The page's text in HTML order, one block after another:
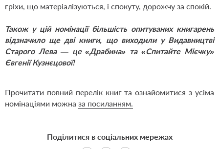
гріхи, що матеріалізуються, і спокуту, дорожчу за спокій.
Також у цій номінації більшість опитуваних книгарень
відзначило ще дві книги, що виходили у Видавництві
Старого Лева — це «Драбина» та «Спитайте Мієчку»
Євгенії Кузнєцової!
Прочитати повний перелік книг та ознайомитися з усіма
номінаціями можна за посиланням.
Поділитися в соціальних мережах